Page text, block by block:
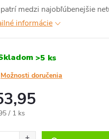
medzi najobľúbenejšie
informácie
>5 ks
Možnosti doručenia
/ 1 ks